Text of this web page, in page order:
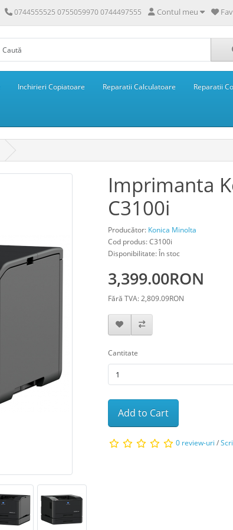
0744555525 0755059970 0744497555 Contul meu
Inchirieri Copiatoare Reparatii Calculatoare Reparatii
Imprimanta
C3100i
Producător: Konica Minolta
Cod produs: C3100i
Disponibilitate: În stoc
3,399.00RON
Fără TVA: 2,809.09RON
Cantitate
Add to Cart
0 review-uri /